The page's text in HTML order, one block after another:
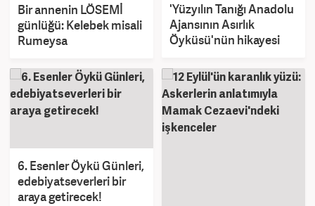
Bir annenin LÖSEMİ
günlüğü: Kelebek misali
Rumeysa
'Yüzyılın Tanığı Anadolu
Ajansının Asırlık
Öyküsü'nün hikayesi
6. Esenler Öykü Günleri,
edebiyatseverleri bir
araya getirecek!